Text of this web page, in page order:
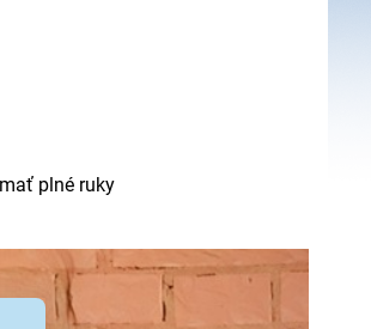
plné ruky